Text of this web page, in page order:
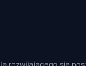
rozwijającego się